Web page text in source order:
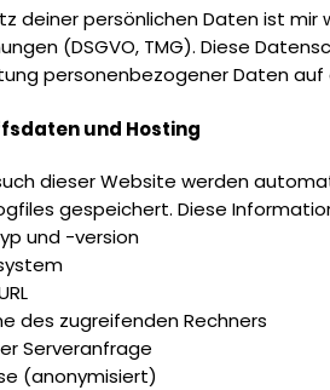
deiner persönlichen Daten ist
(DSGVO, TMG). Diese
personenbezogener Daten auf
und Hosting
dieser Website werden
gespeichert. Diese
und -version
des zugreifenden Rechners
Serveranfrage
(anonymisiert)